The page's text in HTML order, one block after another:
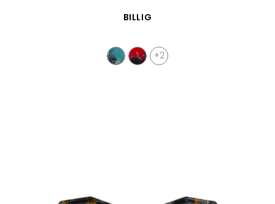
APERÇU RAPIDE
BILLIG
+2